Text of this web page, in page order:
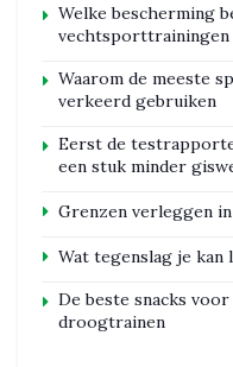
Welke bescherming
vechtsporttrainingen
Waarom de meeste
verkeerd gebruiken
Eerst de
een stuk minder
Grenzen verleggen
Wat tegenslag je
De beste snacks
droogtrainen